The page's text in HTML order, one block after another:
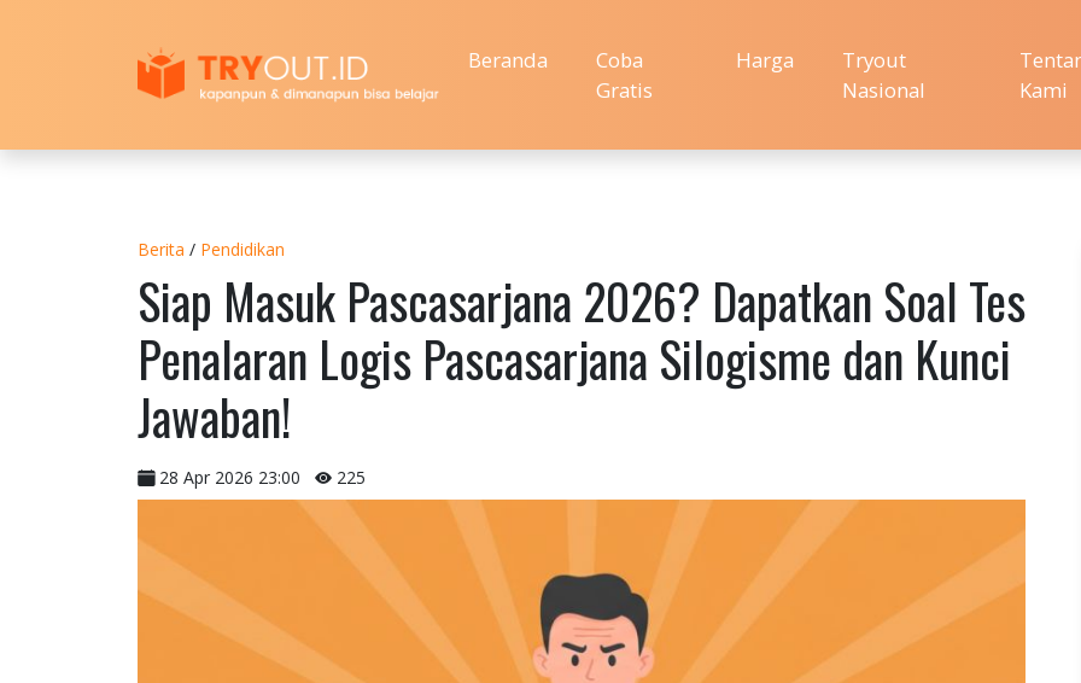
Beranda
Coba
Gratis
Harga
Tryout
Nasional
Kami
Berita / Pendidikan
Siap Masuk Pascasarjana 2026? Dapatkan Soal Tes
Penalaran Logis Pascasarjana Silogisme dan Kunci
Jawaban!
28 Apr 2026 23:00 225